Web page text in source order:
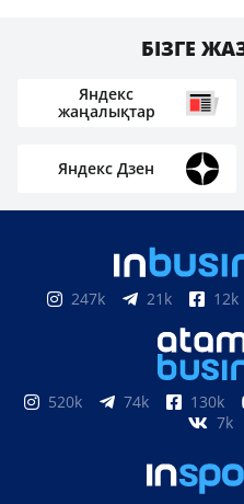
БІЗГЕ
Яндекс
жаңалықтар
Яндекс Дзен
247k 21k 12k
520k 74k 130k
7k